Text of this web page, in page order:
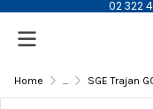
02 322
Home ... SGE Trajan